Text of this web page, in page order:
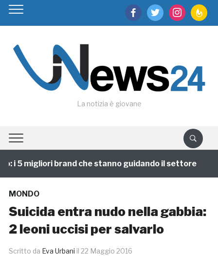
facebooktwitter instagram
La notizia è giovane
5 migliori brand che stanno guidando il settore
MONDO
Suicida entra nudo nella gabbia:
2 leoni uccisi per salvarlo
Scritto da Eva Urbani il 22 Maggio 2016